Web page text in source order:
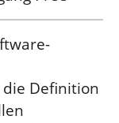
die Definition